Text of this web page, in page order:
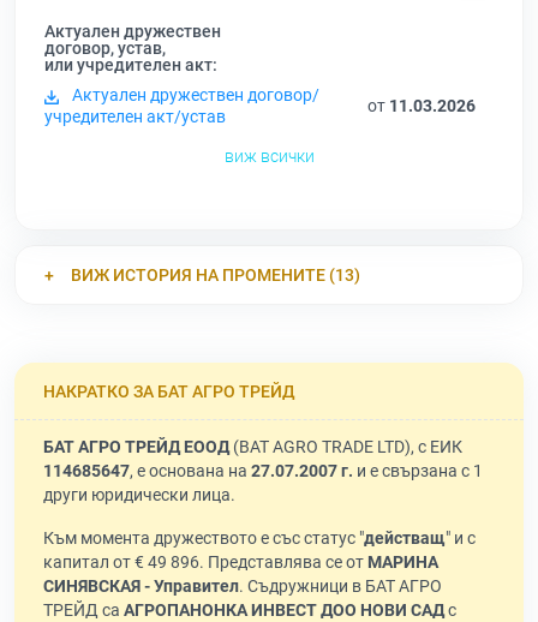
Актуален дружествен
договор, устав,
или учредителен акт:
Актуален дружествен договор/
учредителен акт/устав
от 11.03.2026
виж всички
ВИЖ ИСТОРИЯ НА ПРОМЕНИТЕ (13)
НАКРАТКО ЗА БАТ АГРО ТРЕЙД
БАТ АГРО ТРЕЙД ЕООД(BAT AGRO TRADE LTD), с ЕИК
114685647, е основана на 27.07.2007 г. и е свързана с 1
други юридически лица.
Към момента дружеството е със статус "действащ" и с
капитал от € 49 896. Представлява се от МАРИНА
СИНЯВСКАЯ - Управител. Съдружници в БАТ АГРО
ТРЕЙД са АГРОПАНОНКА ИНВЕСТ ДОО НОВИ САДс